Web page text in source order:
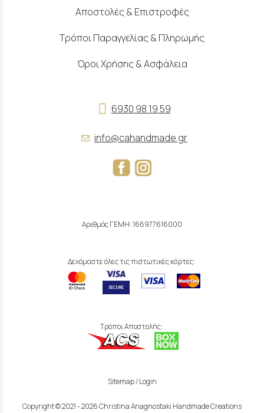
Αποστολές & Επιστροφές
Τρόποι Παραγγελίας & Πληρωμής
Όροι Χρήσης & Ασφάλεια
6930 98 19 59
info@cahandmade.gr
Αριθμός ΓΕΜΗ: 166977616000
Δεχόμαστε όλες τις πιστωτικές κάρτες:
Τρόποι Αποστολής:
Sitemap/Login
Copyright © 2021 - 2026 Christina Anagnostaki Handmade Creations